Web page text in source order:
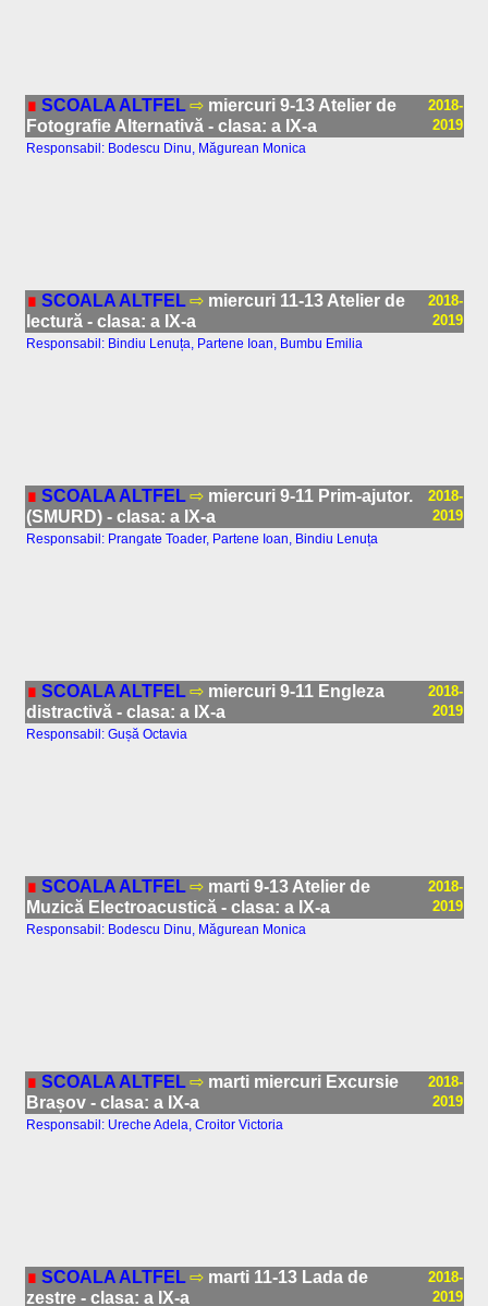
∎ SCOALA ALTFEL ⇨ miercuri 9-13 Atelier de
Fotografie Alternativă - clasa: a IX-a
2018-
2019
Responsabil: Bodescu Dinu, Măgurean Monica
∎ SCOALA ALTFEL ⇨ miercuri 11-13 Atelier de
lectură - clasa: a IX-a
2018-
2019
Responsabil: Bindiu Lenuța, Partene Ioan, Bumbu Emilia
∎ SCOALA ALTFEL ⇨ miercuri 9-11 Prim-ajutor.
(SMURD) - clasa: a IX-a
2018-
2019
Responsabil: Prangate Toader, Partene Ioan, Bindiu Lenuța
∎ SCOALA ALTFEL ⇨ miercuri 9-11 Engleza
distractivă - clasa: a IX-a
2018-
2019
Responsabil: Gușă Octavia
∎ SCOALA ALTFEL ⇨ marti 9-13 Atelier de
Muzică Electroacustică - clasa: a IX-a
2018-
2019
Responsabil: Bodescu Dinu, Măgurean Monica
∎ SCOALA ALTFEL ⇨ marti miercuri Excursie
Brașov - clasa: a IX-a
2018-
2019
Responsabil: Ureche Adela, Croitor Victoria
∎ SCOALA ALTFEL ⇨ marti 11-13 Lada de
zestre - clasa: a IX-a
2018-
2019